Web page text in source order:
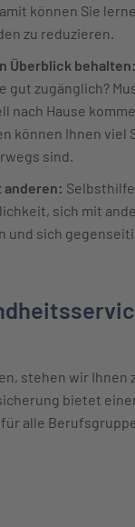
können Sie
zu reduzieren.
Überblick behalten:
gut zugänglich?
nach Hause
können Ihnen viel
sind.
anderen:
sich mit
und sich
stehen wir Ihnen
bietet
für alle